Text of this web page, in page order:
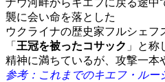
襲に会い命を落とした
ウクライナの歴史家フルシェ
「 王冠を被ったコサック 」と称
精神に満ちているが、攻撃一本
参考：これまでのキエフ・ル